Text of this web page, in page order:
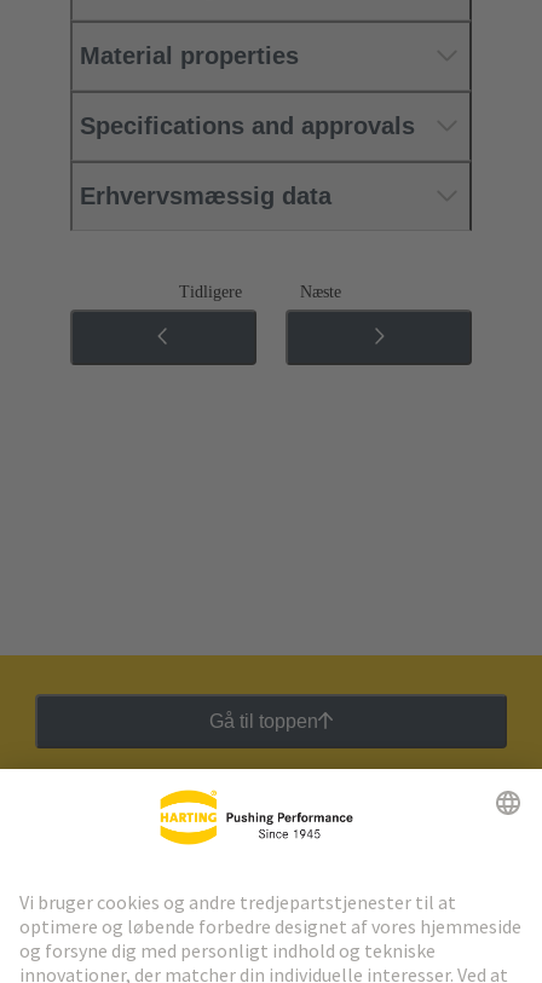
Material properties
Specifications and approvals
Erhvervsmæssig data
Tidligere Næste
Gå til toppen
HARTING Newsletter
Gå til registrering